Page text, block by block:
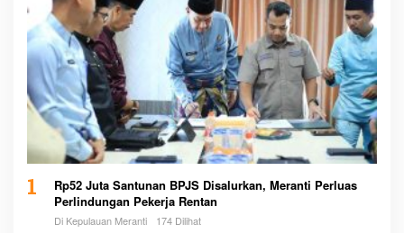
1
Rp52 Juta Santunan BPJS Disalurkan, Meranti Perluas
Perlindungan Pekerja Rentan
Di Kepulauan Meranti 174 Dilihat